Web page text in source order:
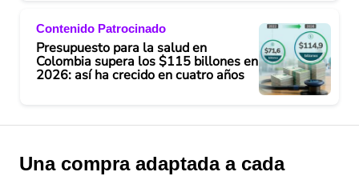
Contenido Patrocinado
Presupuesto para la salud en
Colombia supera los $115 billones en
2026: así ha crecido en cuatro años
Una compra adaptada a cada